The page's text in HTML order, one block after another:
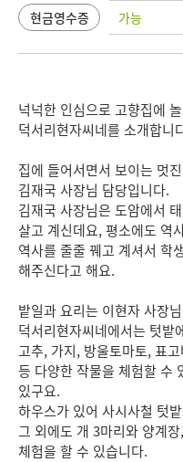
현금영수증
가능
넉넉한 인심으로 고향집에
덕서리현자씨네를 소개합니
집에 들어서면서 보이는 멋
김재국 사장님 담당입니다.
김재국 사장님은 도암에서
살고 계신데요, 평소에도 역
역사를 줄줄 꿰고 계셔서 학
해주신다고 해요.
밭일과 요리는 이현자 사장
덕서리현자씨네에서는 텃밭
고추, 가지, 방울토마토, 표
등 다양한 작물을 체험할 수
있구요.
하우스가 있어 사시사철 텃
그 외에도 개 3마리와 양계
체험을 할 수 있습니다.